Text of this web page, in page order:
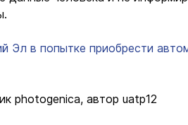
Эл в попытке приобрести
photogenica, автор uatp12